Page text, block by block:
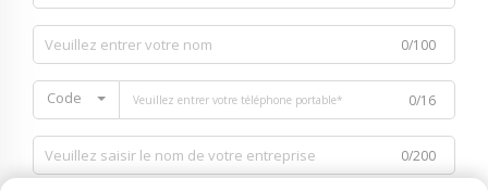
0/100
Code 0/16
0/200